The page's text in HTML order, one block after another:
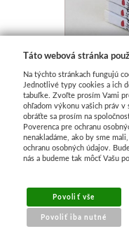
Obálka
Táto webová stránka
Na týchto stránkach fungujú
Jednotlivé typy cookies a ich
tabuľke. Zvoľte prosím Vami
ohľadom výkonu vašich práv
obráťte sa prosím na
Poverenca pre ochranu
nenakladáme, ako by sme
ochranu osobných údajov.
nás a budeme tak môcť Vašu
Povoliť vše
Povoliť iba nutné